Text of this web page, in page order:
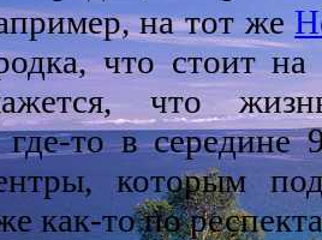
на тот же
что стоит
что
где-то в
которым
как-то по